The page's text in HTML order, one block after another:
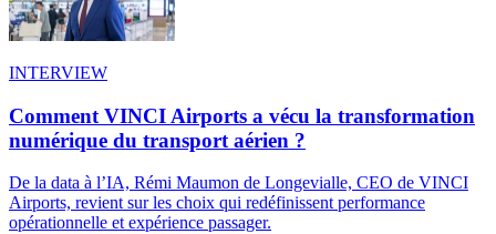
INTERVIEW
Comment VINCI Airports a vécu la transformation
numérique du transport aérien ?
De la data à l’IA, Rémi Maumon de Longevialle, CEO de VINCI
Airports, revient sur les choix qui redéfinissent performance
opérationnelle et expérience passager.